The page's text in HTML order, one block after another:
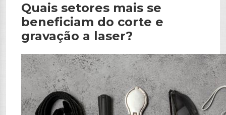
Quais setores mais se
beneficiam do corte e
gravação a laser?